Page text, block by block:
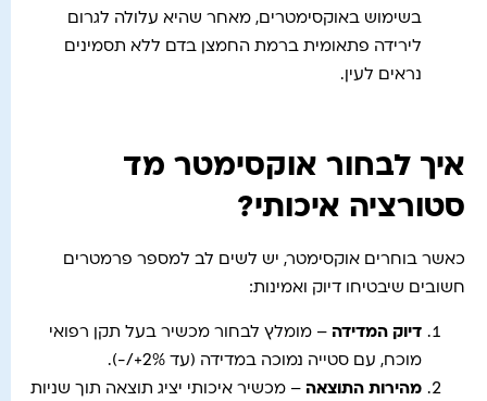
בשימוש באוקסימטרים, מאחר שהיא עלולה לגרום
לירידה פתאומית ברמת החמצן בדם ללא תסמינים
נראים לעין.
איך לבחור אוקסימטר מד
סטורציה איכותי?
כאשר בוחרים אוקסימטר, יש לשים לב למספר פרמטרים
חשובים שיבטיחו דיוק ואמינות:
דיוק המדידה – מומלץ לבחור מכשיר בעל תקן רפואי
מוכח, עם סטייה נמוכה במדידה (עד 2%+/-).
מהירות התוצאה – מכשיר איכותי יציג תוצאה תוך שניות